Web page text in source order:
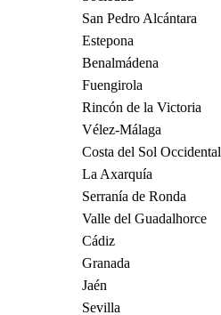
San Pedro Alcántara
Estepona
Benalmádena
Fuengirola
Rincón de la Victoria
Vélez-Málaga
Costa del Sol Occidental
La Axarquía
Serranía de Ronda
Valle del Guadalhorce
Cádiz
Granada
Jaén
Sevilla